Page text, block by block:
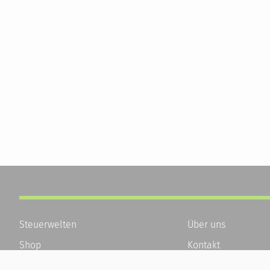
Steuerwelten
Shop
Über uns
Kontakt